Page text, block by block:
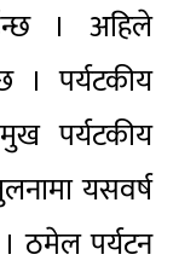
। अहिले
पर्यटकीय
पर्यटकीय
यसवर्ष
ठमेल पर्यटन